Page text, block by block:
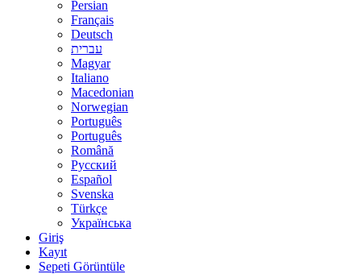
Persian
Français
Deutsch
עברית
Magyar
Italiano
Macedonian
Norwegian
Português
Português
Română
Русский
Español
Svenska
Türkçe
Українська
Giriş
Kayıt
Sepeti Görüntüle